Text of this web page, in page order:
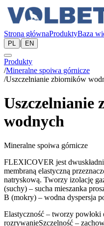
Strona głównaProduktyBaza
PL | EN
Produkty
/Mineralne spoiwa górnicze
/Uszczelnianie zbiorników
Uszczelnianie
wodnych
Mineralne spoiwa górnicze
FLEXICOVER jest
membraną elastyczną
natryskową. Tworzy izolację
(suchy) – sucha mieszanka
B (mokry) – wodna dyspersja
Elastyczność – tworzy powłoki
rozrywanieSzczelność –